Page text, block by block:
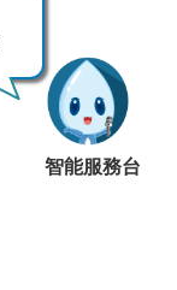
智能服務台